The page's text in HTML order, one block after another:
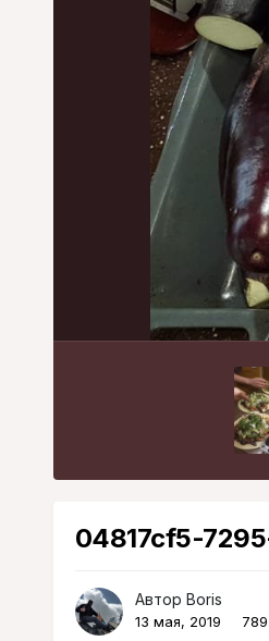
04817cf5-
Автор Boris
13 мая, 2019